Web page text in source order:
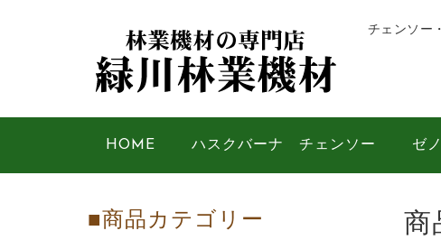
チェンソー
HOME ハスクバーナ チェンソー ゼ
商
■商品カテゴリー